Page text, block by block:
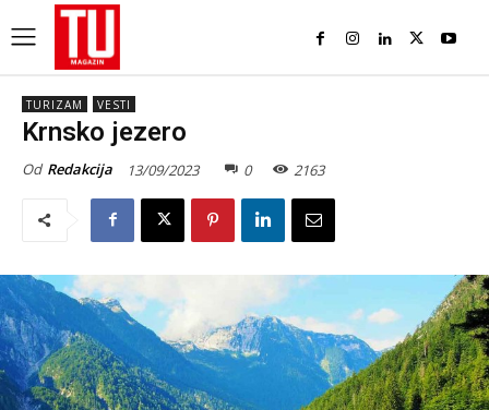
TURIZAM VESTI
Krnsko jezero
Od Redakcija 13/09/2023 0 2163